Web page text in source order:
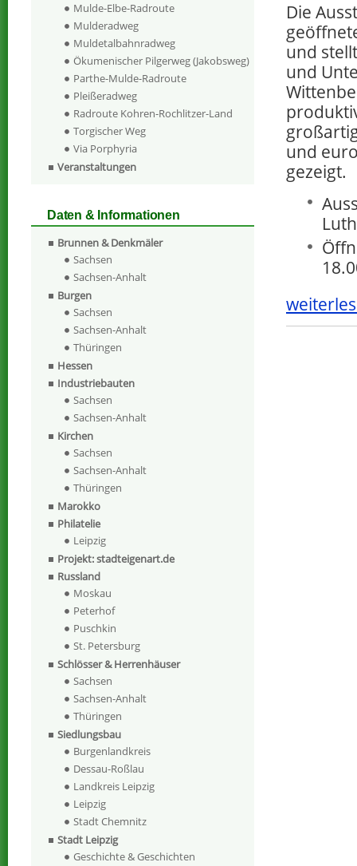
Die
und
und
und
gezeigt.
Mulde-Elbe-Radroute
Mulderadweg
Muldetalbahnradweg
Ökumenischer Pilgerweg (Jakobsweg)
Parthe-Mulde-Radroute
Pleißeradweg
Radroute Kohren-Rochlitzer-Land
Torgischer Weg
Via Porphyria
Veranstaltungen
Daten & Informationen
Brunnen & Denkmäler
Sachsen
Sachsen-Anhalt
Burgen
Sachsen
Sachsen-Anhalt
Thüringen
Hessen
Industriebauten
Sachsen
Sachsen-Anhalt
Kirchen
Sachsen
Sachsen-Anhalt
Thüringen
Marokko
Philatelie
Leipzig
Projekt: stadteigenart.de
Russland
Moskau
Peterhof
Puschkin
St. Petersburg
Schlösser & Herrenhäuser
Sachsen
Sachsen-Anhalt
Thüringen
Siedlungsbau
Burgenlandkreis
Dessau-Roßlau
Landkreis Leipzig
Leipzig
Stadt Chemnitz
Stadt Leipzig
Geschichte & Geschichten